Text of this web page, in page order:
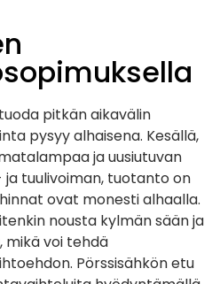
pitkän aikavälin
pysyy alhaisena. Kesällä,
ja uusiutuvan
tuulivoiman, tuotanto on
ovat monesti alhaalla.
nousta kylmän sään ja
mikä voi tehdä
Pörssisähkön etu